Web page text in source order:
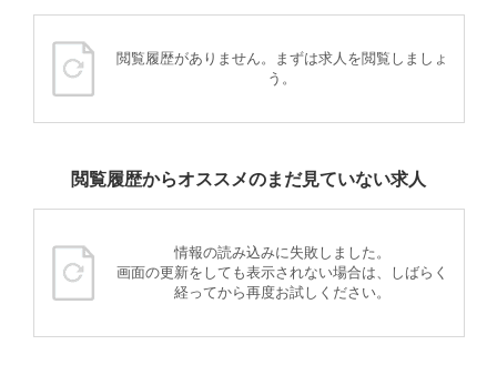
閲覧履歴がありません。まずは求人を閲覧しましょ
う。
閲覧履歴からオススメのまだ見ていない求人
情報の読み込みに失敗しました。
画面の更新をしても表示されない場合は、しばらく
経ってから再度お試しください。